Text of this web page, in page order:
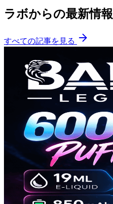
ラボからの最新情報
すべての記事を見る